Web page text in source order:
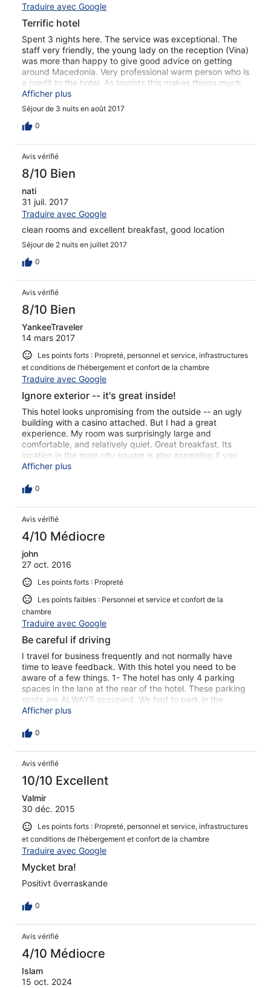
Traduire avec Google
Terrific hotel
Spent 3 nights here. The service was exceptional. The
staff very friendly, the young lady on the reception (Vina)
was more than happy to give good advice on getting
around Macedonia. Very professional warm person who is
a credit to the hotel. As tourists this makes things much
easier. The hotel had live music, the food was excellent
and really really cheap. Would recommend this place who
so wishes to travel roun Macedonia. Thank you Hotel
Lirak. And thank you Vina for all your help.
Afficher plus
Séjour de 3 nuits en août 2017
0
Avis vérifié
8/10 Bien
nati
31 juil. 2017
Traduire avec Google
clean rooms and excellent breakfast, good location
Séjour de 2 nuits en juillet 2017
0
Avis vérifié
8/10 Bien
YankeeTraveler
14 mars 2017
Les points forts : Propreté, personnel et service, infrastructures
et conditions de l’hébergement et confort de la chambre
Traduire avec Google
Ignore exterior -- it's great inside!
This hotel looks unpromising from the outside -- an ugly
building with a casino attached. But I had a great
experience. My room was surprisingly large and
comfortable, and relatively quiet. Great breakfast. Its
location in the main city square is also appealing if you
want or need to be in the most populated and busy areas
views, etc. In general, the Lirak is not only good value
Afficher plus
0
Avis vérifié
4/10 Médiocre
john
27 oct. 2016
Les points forts : Propreté
Les points faibles : Personnel et service et confort de la
chambre
Traduire avec Google
Be careful if driving
I travel for business frequently and not normally have
time to leave feedback. With this hotel you need to be
aware of a few things. 1- The hotel has only 4 parking
spaces in the lane at the rear of the hotel. These parking
spots are ALWAYS occupied. We had to park in the
public parking area behind the hotel that cost EUR 10.00
advertised parking available which is not true given that
Noisy at night. There is a casino literally next door with
noise that kept me awake till early morning.
Afficher plus
0
Avis vérifié
10/10 Excellent
Valmir
30 déc. 2015
Les points forts : Propreté, personnel et service, infrastructures
et conditions de l’hébergement et confort de la chambre
Traduire avec Google
Mycket bra!
Positivt överraskande
0
Avis vérifié
4/10 Médiocre
Islam
15 oct. 2024